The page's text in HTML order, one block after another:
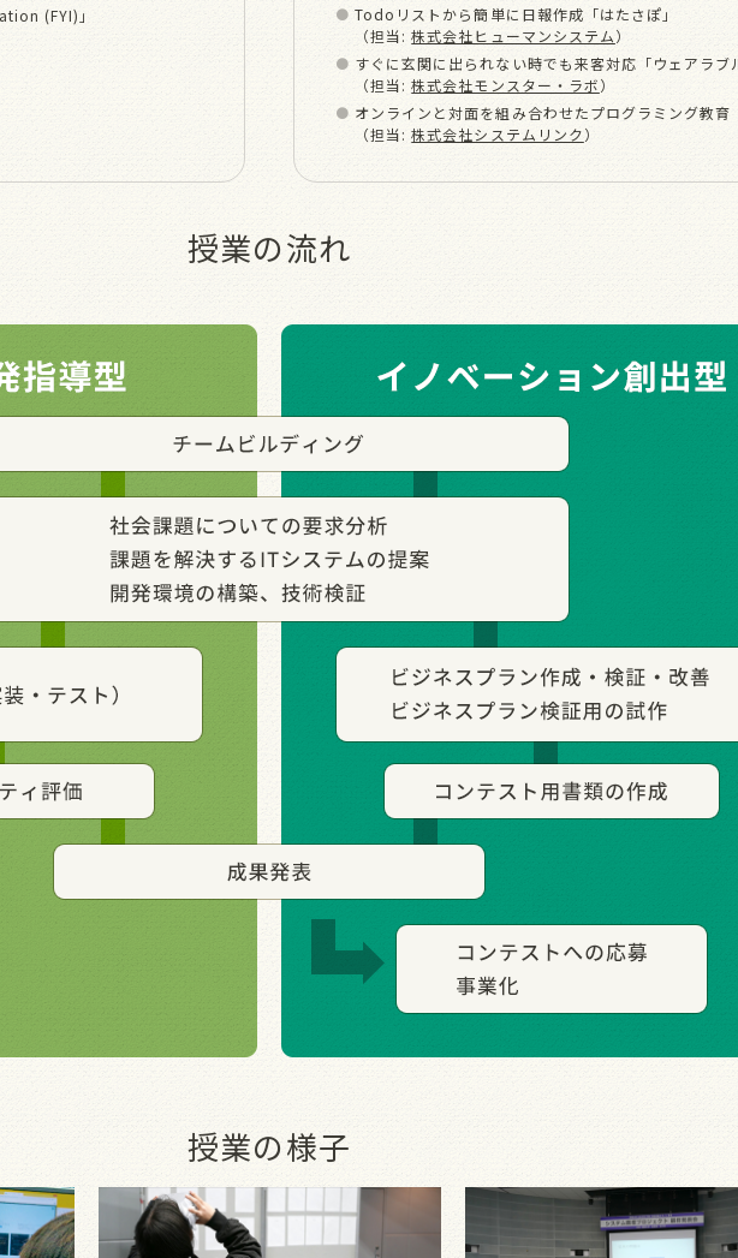
(FYI)」
Todoリストから簡単に⽇報作成「はたさぽ」
（担当:株式会社ヒューマンシステム）
すぐに⽞関に出られない時でも来客対応「ウェアラブ
（担当:株式会社モンスター・ラボ）
オンラインと対⾯を組み合わせたプログラミング教育
（担当:株式会社システムリンク）
授業の流れ
授業の様子